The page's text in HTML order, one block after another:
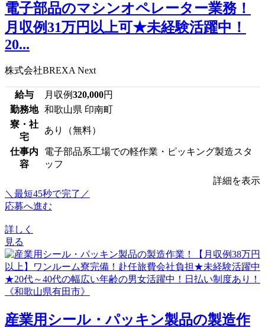
電子部品のマシンオペレーター業務！
月収例31万円以上可★未経験活躍中！
20...
株式会社BREXA Next
給与 月収例320,000円
勤務地 和歌山県 印南町
寮・社
宅
あり（無料）
仕事内
容
電子部品系工場での軽作業・ピッキング製造スタ
ッフ
詳細を表示
＼最短45秒で完了／
応募へ進む
詳しく
見る
産業用シール・パッキン製品の製造作